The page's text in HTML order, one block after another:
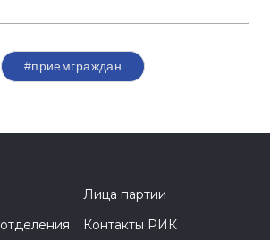
#приемграждан
Лица партии
Контакты РИК